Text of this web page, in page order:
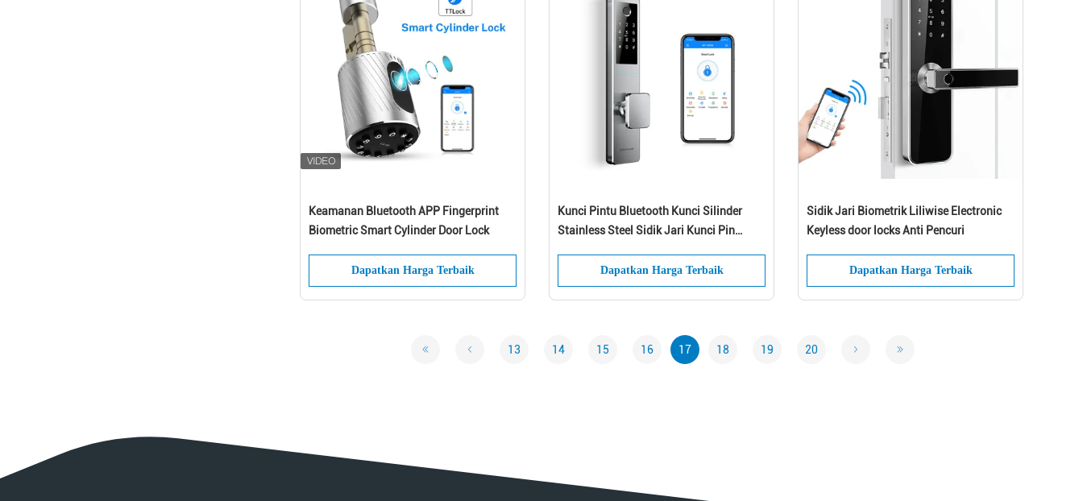
Keamanan Bluetooth APP Fingerprint
Biometric Smart Cylinder Door Lock
Dapatkan Harga Terbaik
Kunci Pintu Bluetooth Kunci Silinder
Stainless Steel Sidik Jari Kunci Pin
Dapatkan Harga Terbaik
Sidik Jari Biometrik Liliwise Electronic
Keyless door locks Anti Pencuri
Dapatkan Harga Terbaik
13 14 15 16 17 18 19 20
Kirim